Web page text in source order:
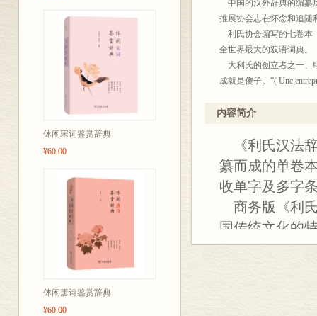
休闲宋词鉴赏辞典
¥60.00
休闲唐诗鉴赏辞典
¥60.00
中国的汉外辞典的编纂
推展协会志在怀念和追随
利氏协会编写的七卷本
全世界最大的双语词典。
大利氏的创立者之一、
成就是傻子。”( Une
内容简介
《利氏汉法
纂而成的单卷
收单字及多字
商务版《利
国传统文化的
现代汉语的变